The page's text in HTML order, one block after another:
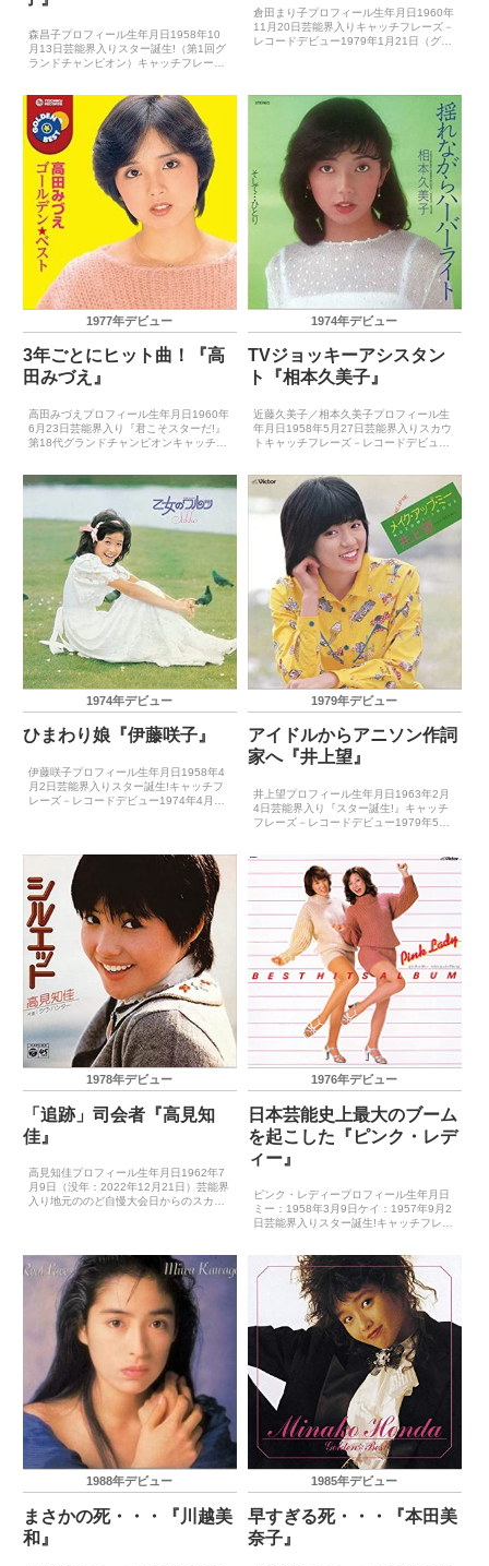
森昌子プロフィール生年月日1958年10
月13日芸能界入りスター誕生!（第1回グ
ランドチャンピオン）キャッチフレーズ
受賞歴（最優秀新人賞）1972年日本有線
大賞優秀...
倉田まり子プロフィール生年月日1960年
11月20日芸能界入りキャッチフレーズ－
レコードデビュー1979年1月21日（グラ
新...
1977年デビュー
3年ごとにヒット曲！『高
田みづえ』
高田みづえプロフィール生年月日1960年
6月23日芸能界入り『君こそスターだ!』
第18代グランドチャンピオンキャッチフ
新人賞）1977年日本歌謡大賞放送音楽新
1974年デビュー
TVジョッキーアシスタン
ト『相本久美子』
近藤久美子／相本久美子プロフィール生
年月日1958年5月27日芸能界入りスカウ
トキャッチフレーズ－レコードデビュー
受賞歴（大賞）－ゴールデン・アロー賞
受賞歴－主要...
1974年デビュー
ひまわり娘『伊藤咲子』
伊藤咲子プロフィール生年月日1958年4
月2日芸能界入りスター誕生!キャッチフ
レーズ－レコードデビュー1974年4月20
ルデン・...
1979年デビュー
アイドルからアニソン作詞
家へ『井上望』
井上望プロフィール生年月日1963年2月
4日芸能界入り『スター誕生!』キャッチ
フレーズ－レコードデビュー1979年5月
プリ1979年日本テレビ音楽祭最優秀新人
1978年デビュー
「追跡」司会者『高見知
佳』
高見知佳プロフィール生年月日1962年7
月9日（没年：2022年12月21日）芸能界
入り地元ののど自慢大会日からのスカウ
受賞歴...
1976年デビュー
日本芸能史上最大のブーム
を起こした『ピンク・レデ
ィー』
ピンク・レディープロフィール生年月日
ミー：1958年3月9日ケイ：1957年9月2
日芸能界入りスター誕生!キャッチフレー
優秀新人賞）－主要音楽祭受賞歴（大
賞）197...
1988年デビュー
まさかの死・・・『川越美
和』
1985年デビュー
早すぎる死・・・『本田美
奈子』